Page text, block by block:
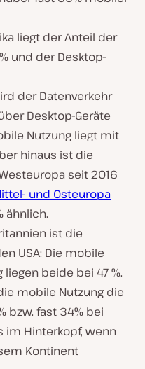
liegt der Anteil der
und der Desktop-
der Datenverkehr
Desktop-Geräte
Nutzung liegt mit
hinaus ist die
seit 2016
und Osteuropa
ähnlich.
ist die
USA: Die mobile
beide bei 47 %.
mobile Nutzung die
bzw. fast 34% bei
im Hinterkopf, wenn
Kontinent